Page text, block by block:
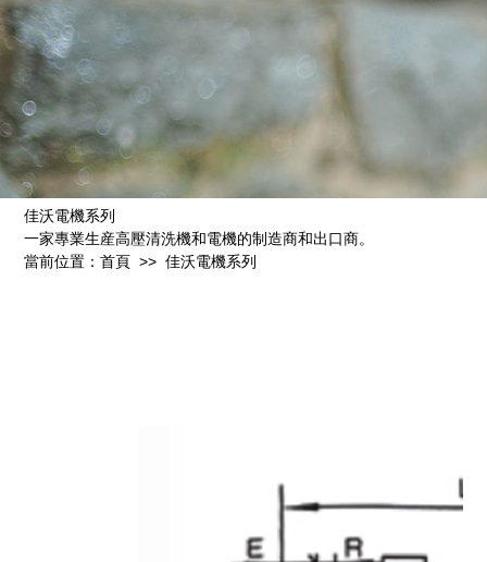
佳沃電機系列
一家專業生産高壓清洗機和電機的制造商和出口商。
當前位置：首頁 >>佳沃電機系列